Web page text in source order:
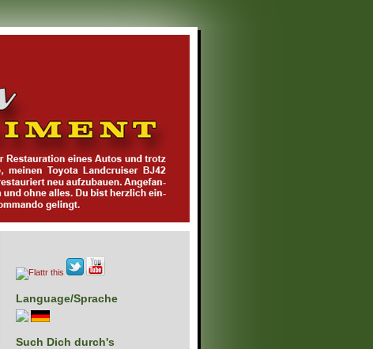
Language/Sprache
Such Dich durch's